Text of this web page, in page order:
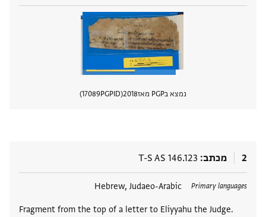
נמצא בPGP מאז 2018
PGPID
17089
2 מכתב T-S AS 146.123
Primary languages
Hebrew, Judaeo-Arabic
Fragment from the top of a letter to Eliyyahu the Judge.
תגים